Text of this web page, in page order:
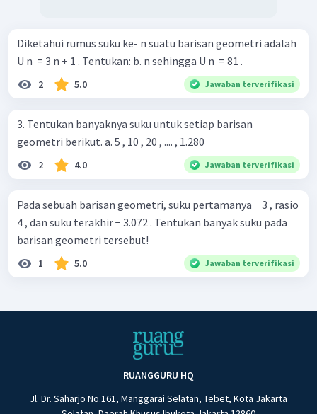
Diketahui rumus suku ke- n suatu barisan geometri adalah
U n ​ = 3 n + 1 . Tentukan: b. n sehingga U n ​ = 81 .
2 5.0 Jawaban terverifikasi
3. Tentukan banyaknya suku untuk setiap barisan
geometri berikut. a. 5 , 10 , 20 , .... , 1.280
2 4.0 Jawaban terverifikasi
Pada sebuah barisan geometri, suku pertamanya − 3 , rasio
4 , dan suku terakhir − 3.072 . Tentukan banyak suku pada
barisan geometri tersebut!
1 5.0 Jawaban terverifikasi
RUANGGURU HQ
Jl. Dr. Saharjo No.161, Manggarai Selatan, Tebet, Kota Jakarta